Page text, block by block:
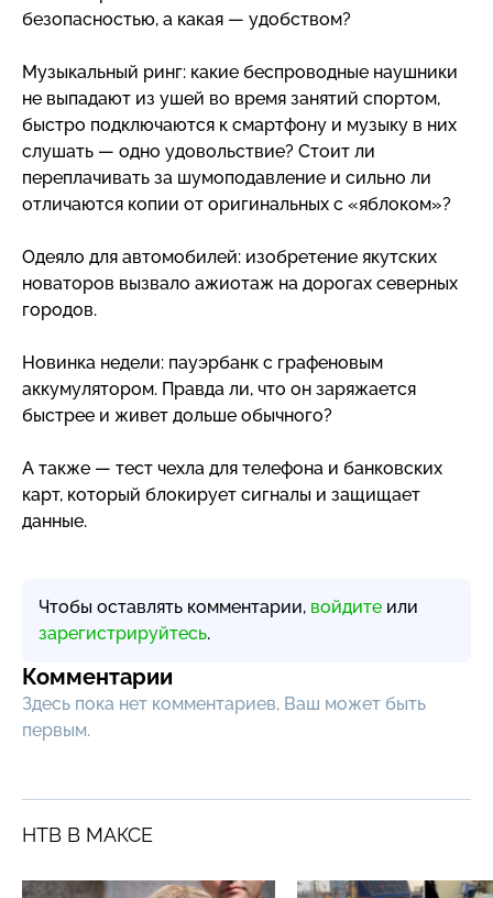
безопасностью, а какая — удобством?
Музыкальный ринг: какие беспроводные наушники
не выпадают из ушей во время занятий спортом,
быстро подключаются к смартфону и музыку в них
слушать — одно удовольствие? Стоит ли
переплачивать за шумоподавление и сильно ли
отличаются копии от оригинальных с «яблоком»?
Одеяло для автомобилей: изобретение якутских
новаторов вызвало ажиотаж на дорогах северных
городов.
Новинка недели: пауэрбанк с графеновым
аккумулятором. Правда ли, что он заряжается
быстрее и живет дольше обычного?
А также — тест чехла для телефона и банковских
карт, который блокирует сигналы и защищает
данные.
Чтобы оставлять комментарии, войдите или
зарегистрируйтесь.
Комментарии
Здесь пока нет комментариев, Ваш может быть
первым.
НТВ В МАКСЕ